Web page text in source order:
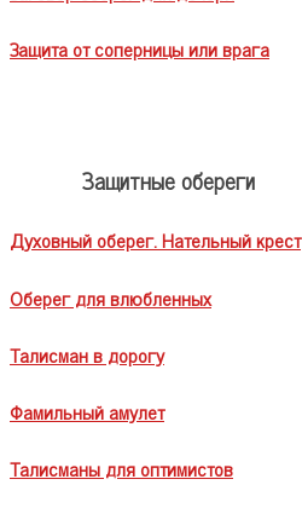
Защита от соперницы или врага
Защитные обереги
Духовный оберег. Нательный крест
Оберег для влюбленных
Талисман в дорогу
Фамильный амулет
Талисманы для оптимистов